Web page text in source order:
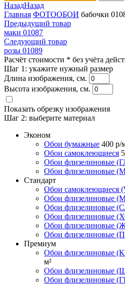
НазадНазад
Главная ФОТООБОИ бабочки
Предыдущий товар
маки 01087
Следующий товар
розы 01089
Расчёт стоимости * без учёта
Шаг 1: укажите нужный размер
Длина изображения, см.
Высота изображения, см.
Показать обрезку изображения
Шаг 2: выберите материал
Эконом
Обои бумажные 400 р/
Обои самоклеющиеся
Обои флизелиновые
Обои
Стандарт
Обои самоклеющиеся
Обои
Обои флизелиновые
Обои флизелиновые
Обои флизелиновые
Обои флизелиновые
Премиум
Обои
м²
Обои флизелиновые
Обои флизелиновые